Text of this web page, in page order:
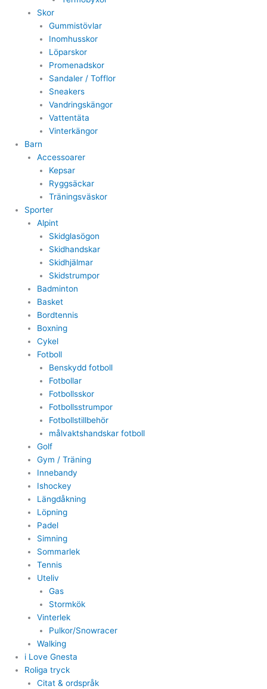
Skor
Gummistövlar
Inomhusskor
Löparskor
Promenadskor
Sandaler / Tofflor
Sneakers
Vandringskängor
Vattentäta
Vinterkängor
Barn
Accessoarer
Kepsar
Ryggsäckar
Träningsväskor
Sporter
Alpint
Skidglasögon
Skidhandskar
Skidhjälmar
Skidstrumpor
Badminton
Basket
Bordtennis
Boxning
Cykel
Fotboll
Benskydd fotboll
Fotbollar
Fotbollsskor
Fotbollsstrumpor
Fotbollstillbehör
målvaktshandskar fotboll
Golf
Gym / Träning
Innebandy
Ishockey
Längdåkning
Löpning
Padel
Simning
Sommarlek
Tennis
Uteliv
Gas
Stormkök
Vinterlek
Pulkor/Snowracer
Walking
i Love Gnesta
Roliga tryck
Citat & ordspråk